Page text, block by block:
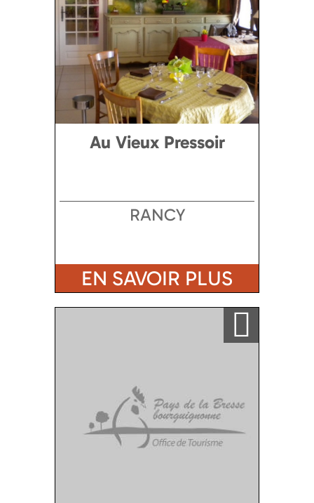
Au Vieux Pressoir
RANCY
EN SAVOIR PLUS
Ajouter a ma sélection